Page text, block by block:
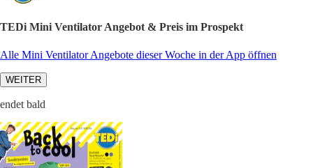
TEDi Mini Ventilator Angebot & Preis im Prospekt
Alle Mini Ventilator Angebote dieser Woche in der App öffnen
WEITER
endet bald